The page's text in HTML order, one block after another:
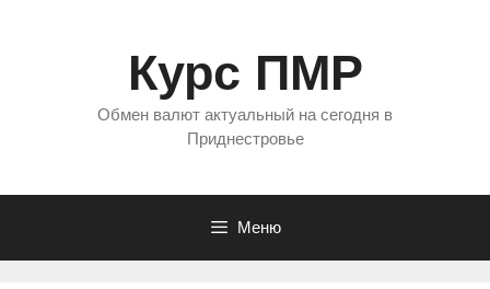
Курс ПМР
Обмен валют актуальный на сегодня в
Приднестровье
Меню